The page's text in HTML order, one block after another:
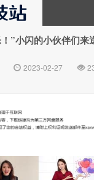
”小闪的小伙伴们来
2023-02-27